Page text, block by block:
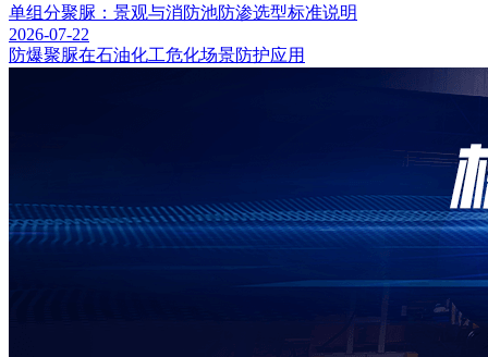
单组分聚脲：景观与消防池防渗选型标准说明
2026-07-22
防爆聚脲在石油化工危化场景防护应用